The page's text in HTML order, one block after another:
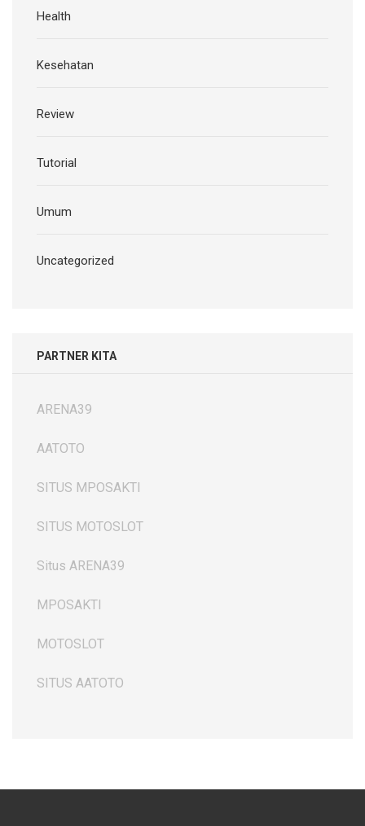
Health
Kesehatan
Review
Tutorial
Umum
Uncategorized
PARTNER KITA
ARENA39
AATOTO
SITUS MPOSAKTI
SITUS MOTOSLOT
Situs ARENA39
MPOSAKTI
MOTOSLOT
SITUS AATOTO